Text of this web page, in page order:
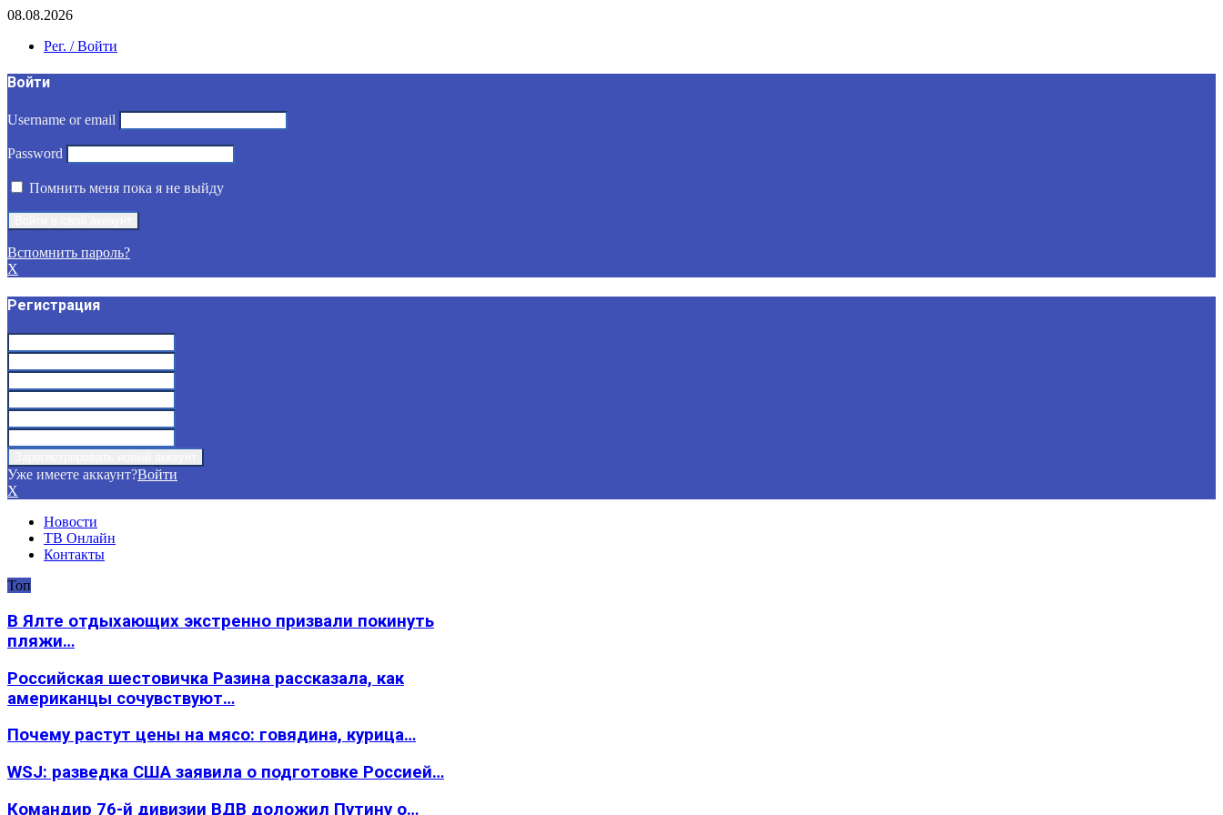
08.08.2026
Рег. / Войти
Войти
Username or email
Password
Помнить меня пока я не выйду
Вспомнить пароль?
X
Регистрация
Уже имеете аккаунт?Войти
X
Новости
ТВ Онлайн
Контакты
Топ
В Ялте отдыхающих экстренно призвали покинуть
пляжи…
Российская шестовичка Разина рассказала, как
американцы сочувствуют…
Почему растут цены на мясо: говядина, курица…
WSJ: разведка США заявила о подготовке Россией…
Командир 76-й дивизии ВДВ доложил Путину о…